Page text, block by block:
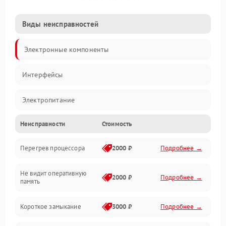
Виды неисправностей
Электронные компоненты
Интерфейсы
Электропитание
Корпус/Герметичность
Механика
ПО/Микропрограмма
Неисправности Стоимость
Перегрев процессора 2000 ₽ Подробнее →
Не видит оперативную
память
2000 ₽ Подробнее →
Короткое замыкание 3000 ₽ Подробнее →